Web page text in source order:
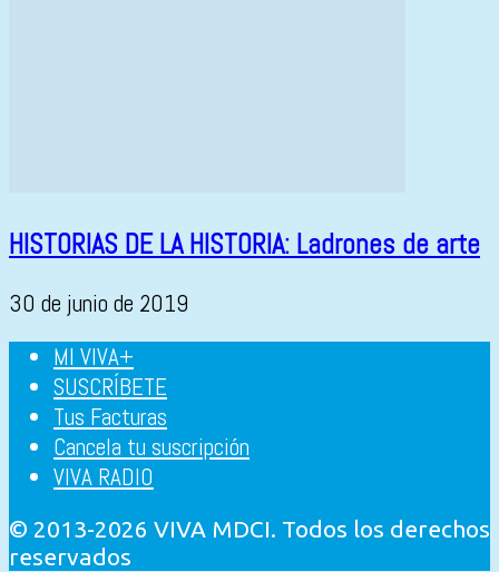
HISTORIAS DE LA HISTORIA: Ladrones de arte
30 de junio de 2019
MI VIVA+
SUSCRÍBETE
Tus Facturas
Cancela tu suscripción
VIVA RADIO
© 2013-2026 VIVA MDCI. Todos los derechos
reservados